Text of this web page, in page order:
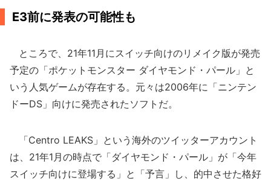
E3前に発表の可能性も
ところで、21年11月にスイッチ向けのリメイク版が発売
予定の「ポケットモンスター ダイヤモンド・パール」と
いう人気ゲームが存在する。元々は2006年に「ニンテン
ドーDS」向けに発売されたソフトだ。
「Centro LEAKS」という海外のツイッターアカウント
は、21年1月の時点で「ダイヤモンド・パール」が「今年
スイッチ向けに登場する」と「予言」し、的中させた格好